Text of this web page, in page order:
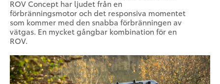
ROV Concept har ljudet från en
förbränningsmotor och det responsiva momentet
som kommer med den snabba förbränningen av
vätgas. En mycket gångbar kombination för en
ROV.